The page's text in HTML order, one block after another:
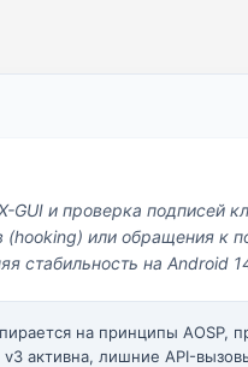
GUI и проверка
или обращения к
стабильность на Android
на принципы AOSP,
активна, лишние API-